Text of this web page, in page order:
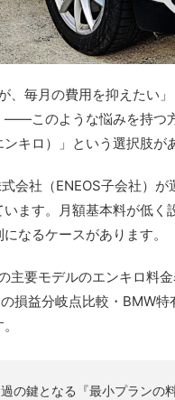
、毎月の費用を抑えたい
——このような悩みを持つ
キロ）」という選択肢が
会社（ENEOS子会社）
ます。月額基本料が低
なるケースがあります。
主要モデルのエンキロ料
損益分岐点比較・BMW
の鍵となる『最小プランの